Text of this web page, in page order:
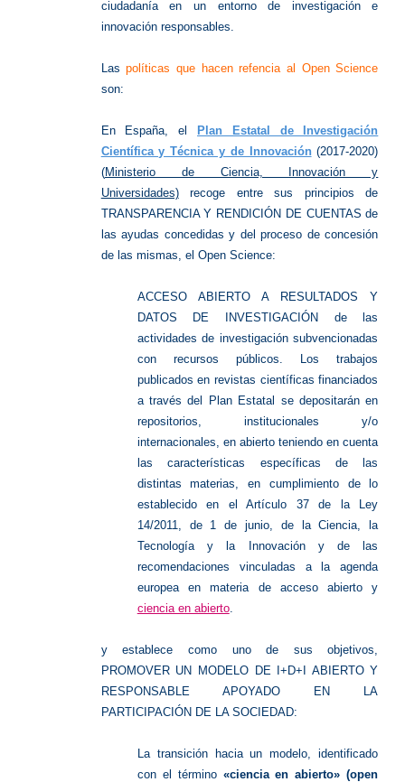
ciudadanía en un entorno de investigación e
innovación responsables.
Laspolíticas que hacen refencia al Open Science
son:
En España, el
Plan Estatal de Investigación
Científica y Técnica y de Innovación (2017-2020)
(Ministerio de Ciencia, Innovación y
Universidades)recoge entre sus principios de
TRANSPARENCIA Y RENDICIÓN DE CUENTAS de
las ayudas concedidas y del proceso de concesión
de las mismas, el Open Science:
ACCESO ABIERTO A RESULTADOS Y
DATOS DE INVESTIGACIÓN de las
actividades de investigación subvencionadas
con recursos públicos. Los trabajos
publicados en revistas científicas financiados
a través del Plan Estatal se depositarán en
repositorios, institucionales y/o
internacionales, en abierto teniendo en cuenta
las características específicas de las
distintas materias, en cumplimiento de lo
establecido en el Artículo 37 de la Ley
14/2011, de 1 de junio, de la Ciencia, la
Tecnología y la Innovación y de las
recomendaciones vinculadas a la agenda
europea en materia de acceso abierto y
ciencia en abierto.
y establece como uno de sus objetivos,
PROMOVER UN MODELO DE I+D+I ABIERTO Y
RESPONSABLE APOYADO EN LA
PARTICIPACIÓN DE LA SOCIEDAD:
La transición hacia un modelo, identificado
con el término «ciencia en abierto» (open